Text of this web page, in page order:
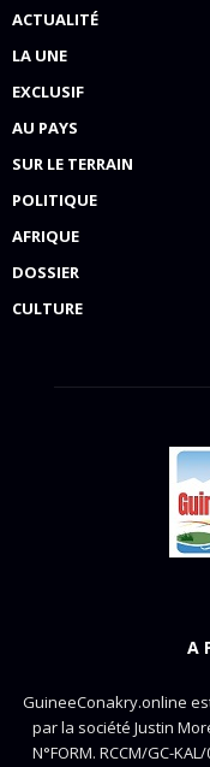
ACTUALITÉ
LA UNE
EXCLUSIF
AU PAYS
SUR LE TERRAIN
POLITIQUE
AFRIQUE
DOSSIER
CULTURE
A
GuineeConakry.online
par la société Justin
N°FORM. RCCM/GC-